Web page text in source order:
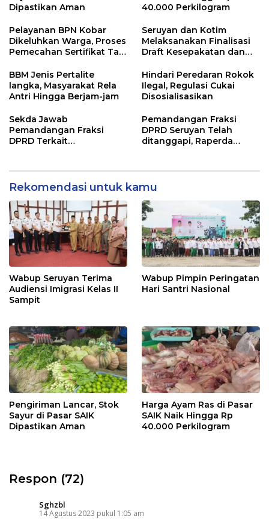
Dipastikan Aman
40.000 Perkilogram
Pelayanan BPN Kobar
Dikeluhkan Warga, Proses
Pemecahan Sertifikat Tak
Seruyan dan Kotim
Melaksanakan Finalisasi
Draft Kesepakatan dan
BBM Jenis Pertalite
langka, Masyarakat Rela
Antri Hingga Berjam-jam
Hindari Peredaran Rokok
Ilegal, Regulasi Cukai
Disosialisasikan
Sekda Jawab
Pemandangan Fraksi
DPRD Terkait
2024
Pemandangan Fraksi
DPRD Seruyan Telah
ditanggapi, Raperda
Rekomendasi untuk kamu
Wabup Seruyan Terima
Audiensi Imigrasi Kelas II
Sampit
Wabup Pimpin Peringatan
Hari Santri Nasional
Pengiriman Lancar, Stok
Sayur di Pasar SAIK
Dipastikan Aman
Harga Ayam Ras di Pasar
SAIK Naik Hingga Rp
40.000 Perkilogram
Respon (72)
Sghzbl
14 Agustus 2023 pukul 1:05 am